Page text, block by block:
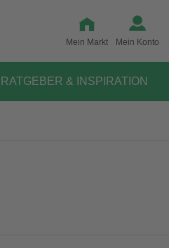
Mein Markt Mein Konto
RATGEBER & INSPIRATION